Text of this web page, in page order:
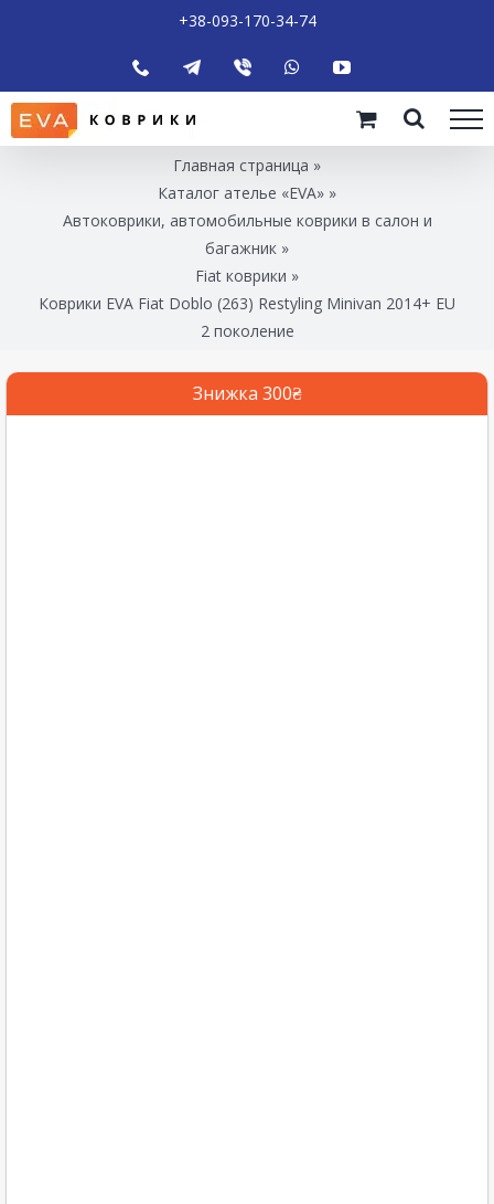
+38-093-170-34-74
Главная страница »
Каталог ателье «EVA» »
Автоковрики, автомобильные коврики в салон и
багажник »
Fiat коврики »
Коврики EVA Fiat Doblo (263) Restyling Minivan 2014+ EU
2 поколение
Знижка 300₴